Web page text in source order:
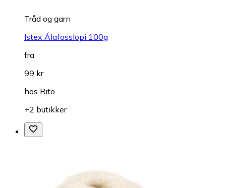
Tråd og garn
Istex Álafosslopi 100g
fra
99 kr
hos Rito
+2 butikker